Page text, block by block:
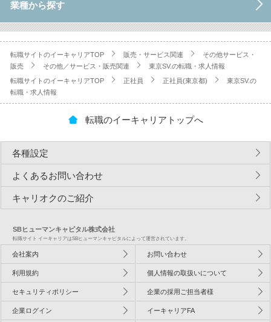
業種から探す
転職サイトのイーキャリアTOP 販売・サービス関連
その他サービス・
販売
その他／サービス・販売関連 東京SV.の転職・求人情報
転職サイトのイーキャリアTOP 正社員 正社員(東京都)
東京SV.の
転職・求人情報
転職のイーキャリアトップへ
各種設定
よくあるお問い合わせ
キャリオクのご紹介
SBヒューマンキャピタル株式会社
転職サイト イーキャリアはSBヒューマンキャピタルによって運営されています。
会社案内 お問い合わせ
利用規約 個人情報の取扱いについて
セキュリティポリシー 企業の採用ご担当者様
企業ログイン イーキャリアFA